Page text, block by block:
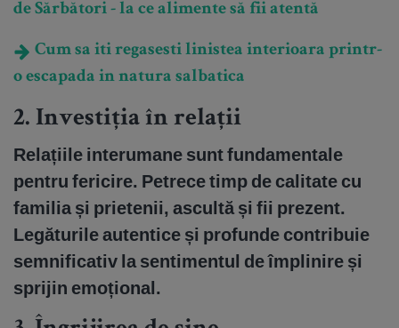
de Sărbători - la ce alimente să fii atentă
Cum sa iti regasesti linistea interioara printr-
o escapada in natura salbatica
2. Investiția în relații
Relațiile interumane sunt fundamentale
pentru fericire. Petrece timp de calitate cu
familia și prietenii, ascultă și fii prezent.
Legăturile autentice și profunde contribuie
semnificativ la sentimentul de împlinire și
sprijin emoțional.